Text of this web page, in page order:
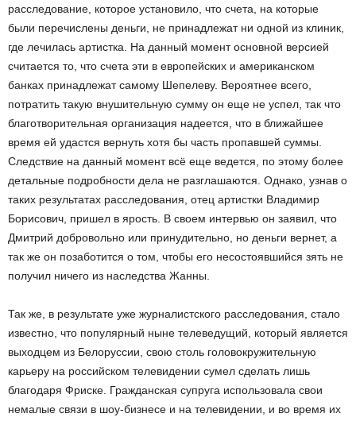
расследование, которое установило, что счета, на которые
были перечислены деньги, не принадлежат ни одной из клиник,
где лечилась артистка. На данный момент основной версией
считается то, что счета эти в европейских и американском
банках принадлежат самому Шепелеву. Вероятнее всего,
потратить такую внушительную сумму он еще не успел, так что
благотворительная организация надеется, что в ближайшее
время ей удастся вернуть хотя бы часть пропавшей суммы.
Следствие на данный момент всё еще ведется, по этому более
детальные подробности дела не разглашаются. Однако, узнав о
таких результатах расследования, отец артистки Владимир
Борисович, пришел в ярость. В своем интервью он заявил, что
Дмитрий добровольно или принудительно, но деньги вернет, а
так же он позаботится о том, чтобы его несостоявшийся зять не
получил ничего из наследства Жанны.
Так же, в результате уже журналистского расследования, стало
известно, что популярный ныне телеведущий, который является
выходцем из Белоруссии, свою столь головокружительную
карьеру на российском телевидении сумел сделать лишь
благодаря Фриске. Гражданская супруга использовала свои
немалые связи в шоу-бизнесе и на телевидении, и во время их